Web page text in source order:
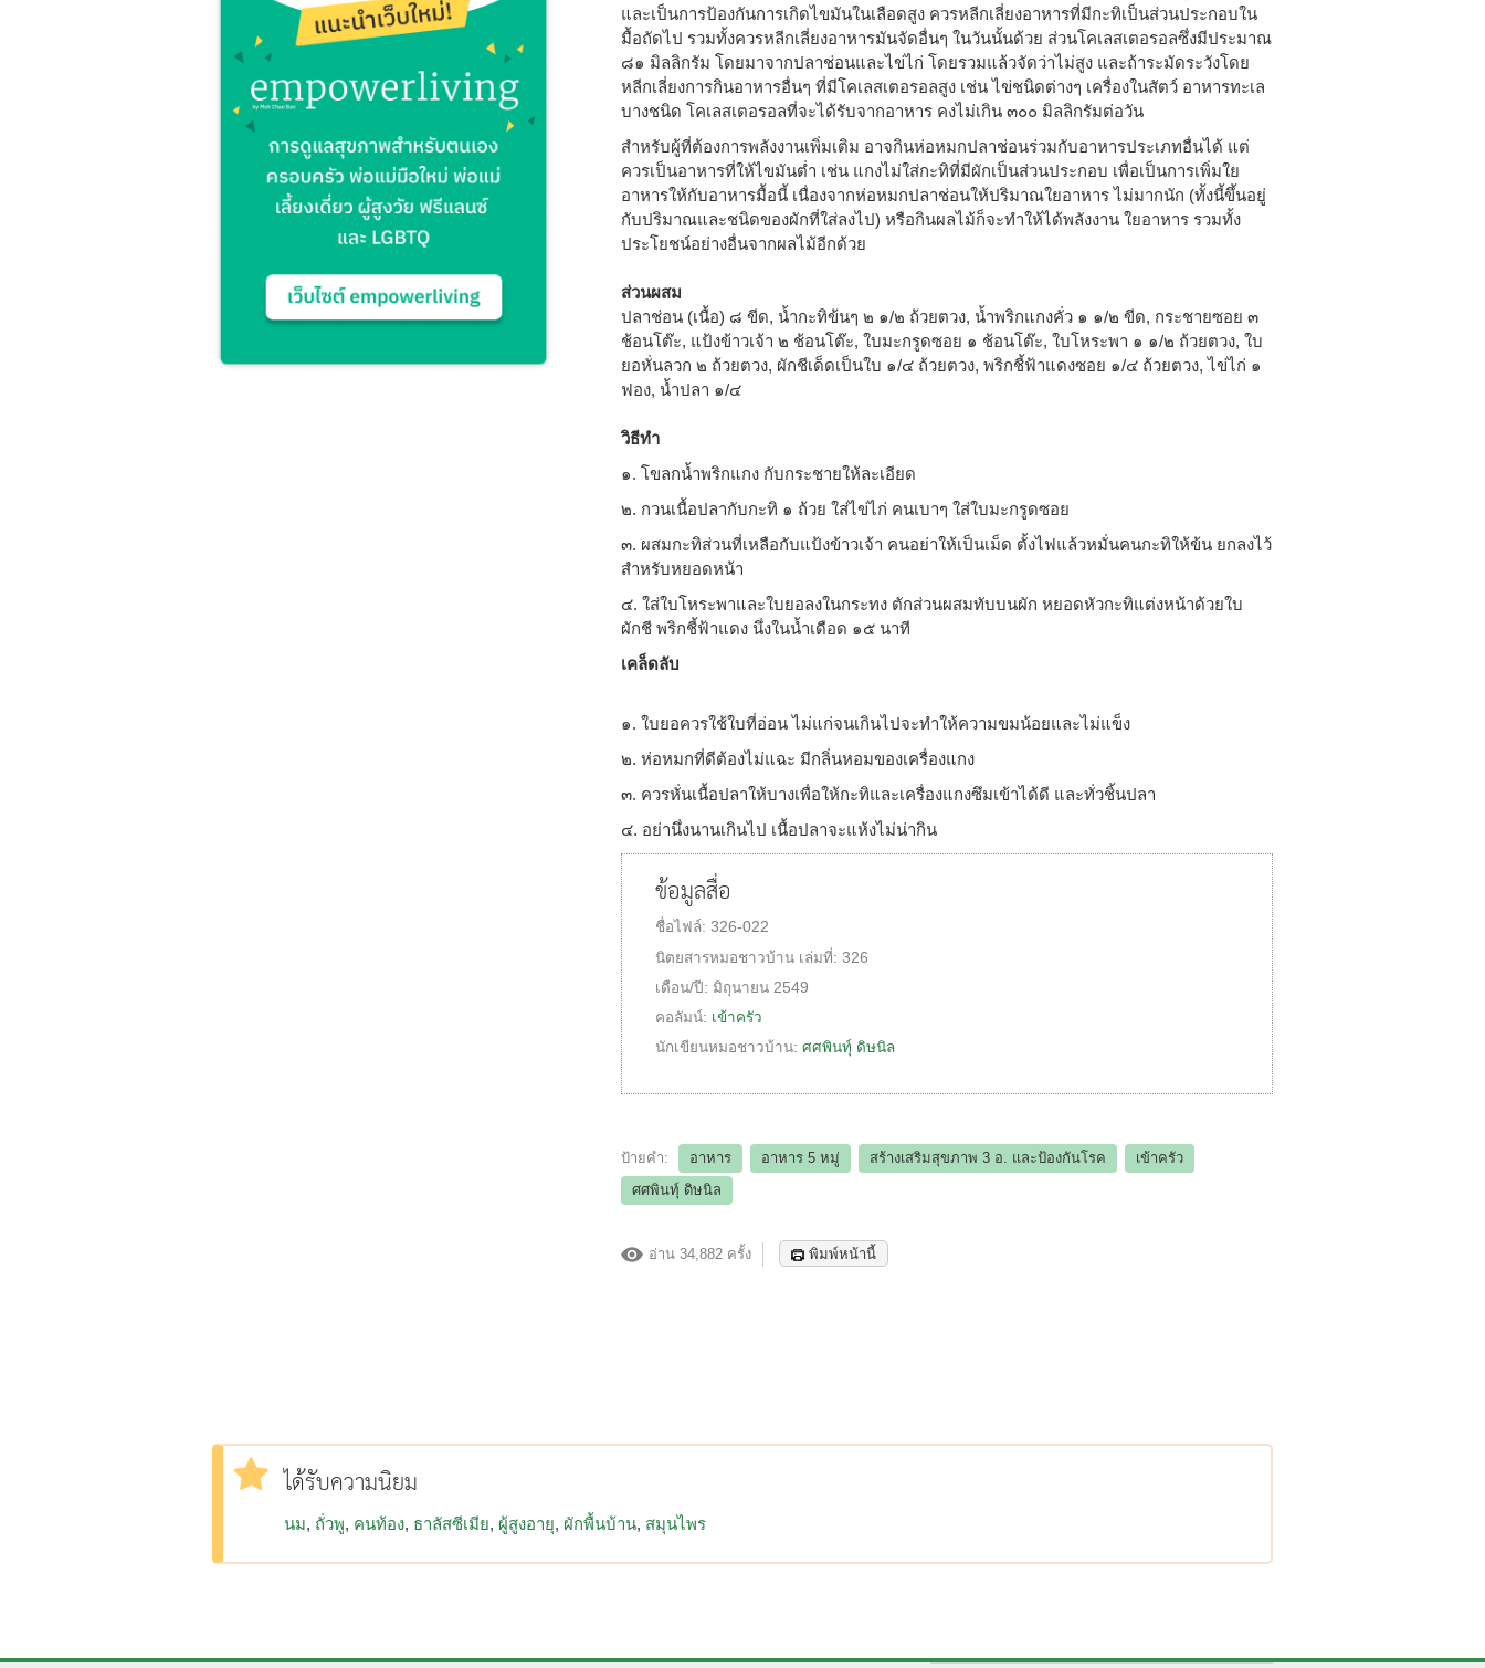
และเป็นการป้องกันการเกิดไขมันในเลือดสูง ควรหลีกเลี่ยงอาหารที่มีกะทิเป็นส่วนประกอบใน
มื้อถัดไป รวมทั้งควรหลีกเลี่ยงอาหารมันจัดอื่นๆ ในวันนั้นด้วย ส่วนโคเลสเตอรอลซึ่งมีประมาณ
๘๑ มิลลิกรัม โดยมาจากปลาช่อนและไข่ไก่ โดยรวมแล้วจัดว่าไม่สูง และถ้าระมัดระวังโดย
หลีกเลี่ยงการกินอาหารอื่นๆ ที่มีโคเลสเตอรอลสูง เช่น ไข่ชนิดต่างๆ เครื่องในสัตว์ อาหารทะเล
บางชนิด โคเลสเตอรอลที่จะได้รับจากอาหาร คงไม่เกิน ๓๐๐ มิลลิกรัมต่อวัน
สำหรับผู้ที่ต้องการพลังงานเพิ่มเติม อาจกินห่อหมกปลาช่อนร่วมกับอาหารประเภทอื่นได้ แต่
ควรเป็นอาหารที่ให้ไขมันต่ำ เช่น แกงไม่ใส่กะทิที่มีผักเป็นส่วนประกอบ เพื่อเป็นการเพิ่มใย
อาหารให้กับอาหารมื้อนี้ เนื่องจากห่อหมกปลาช่อนให้ปริมาณใยอาหาร ไม่มากนัก (ทั้งนี้ขึ้นอยู่
กับปริมาณและชนิดของผักที่ใส่ลงไป) หรือกินผลไม้ก็จะทำให้ได้พลังงาน ใยอาหาร รวมทั้ง
ประโยชน์อย่างอื่นจากผลไม้อีกด้วย
ส่วนผสม
ปลาช่อน (เนื้อ) ๘ ขีด, น้ำกะทิข้นๆ ๒ ๑/๒ ถ้วยตวง, น้ำพริกแกงคั่ว ๑ ๑/๒ ขีด, กระชายซอย ๓
ช้อนโต๊ะ, แป้งข้าวเจ้า ๒ ช้อนโต๊ะ, ใบมะกรูดซอย ๑ ช้อนโต๊ะ, ใบโหระพา ๑ ๑/๒ ถ้วยตวง, ใบ
ยอหั่นลวก ๒ ถ้วยตวง, ผักชีเด็ดเป็นใบ ๑/๔ ถ้วยตวง, พริกชี้ฟ้าแดงซอย ๑/๔ ถ้วยตวง, ไข่ไก่ ๑
ฟอง, น้ำปลา ๑/๔
วิธีทำ
๑. โขลกน้ำพริกแกง กับกระชายให้ละเอียด
๒. กวนเนื้อปลากับกะทิ ๑ ถ้วย ใส่ไข่ไก่ คนเบาๆ ใส่ใบมะกรูดซอย
๓. ผสมกะทิส่วนที่เหลือกับแป้งข้าวเจ้า คนอย่าให้เป็นเม็ด ตั้งไฟแล้วหมั่นคนกะทิให้ข้น ยกลงไว้
สำหรับหยอดหน้า
๔. ใส่ใบโหระพาและใบยอลงในกระทง ตักส่วนผสมทับบนผัก หยอดหัวกะทิแต่งหน้าด้วยใบ
ผักชี พริกชี้ฟ้าแดง นึ่งในน้ำเดือด ๑๕ นาที
เคล็ดลับ
๑. ใบยอควรใช้ใบที่อ่อน ไม่แก่จนเกินไปจะทำให้ความขมน้อยและไม่แข็ง
๒. ห่อหมกที่ดีต้องไม่แฉะ มีกลิ่นหอมของเครื่องแกง
๓. ควรหั่นเนื้อปลาให้บางเพื่อให้กะทิและเครื่องแกงซึมเข้าได้ดี และทั่วชิ้นปลา
๔. อย่านึ่งนานเกินไป เนื้อปลาจะแห้งไม่น่ากิน
ข้อมูลสื่อ
ชื่อไฟล์: 326-022
นิตยสารหมอชาวบ้าน เล่มที่: 326
เดือน/ปี: มิถุนายน 2549
คอลัมน์: เข้าครัว
นักเขียนหมอชาวบ้าน: ศศพินทุ์ ดิษนิล
ป้ายคำ: อาหาร อาหาร 5 หมู่ สร้างเสริมสุขภาพ 3 อ.​ และป้องกันโรค
เข้าครัว
ศศพินทุ์ ดิษนิล
อ่าน 34,882 ครั้ง พิมพ์หน้านี้
ได้รับความนิยม
นม ถั่วพู คนท้อง ธาลัสซีเมีย ผู้สูงอายุ ผักพื้นบ้าน สมุนไพร